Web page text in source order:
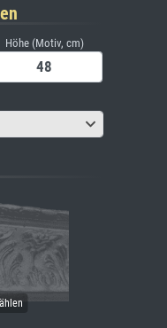
Höhe (Motiv, cm)